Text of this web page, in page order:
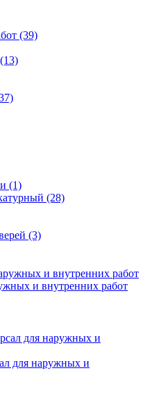
(39)
(1)
(28)
(3)
и внутренних работ
для наружных и